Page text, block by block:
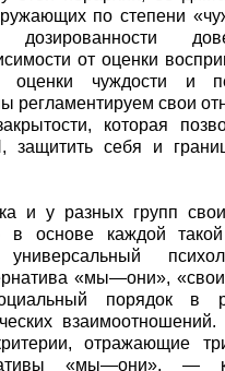
по степени
дозированности
от оценки
чуждости и
регламентируем свои
которая
защитить себя и
и у разных групп
в основе каждой
«мы—они»,
порядок в
отражающие
«мы—они», —